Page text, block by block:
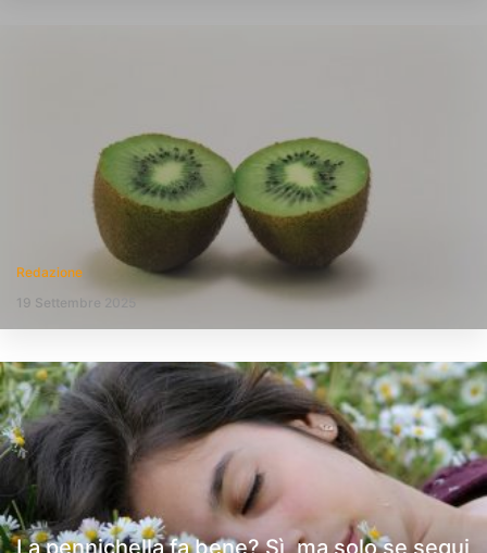
Redazione
19 Settembre 2025
La pennichella fa bene? Sì, ma solo se segui